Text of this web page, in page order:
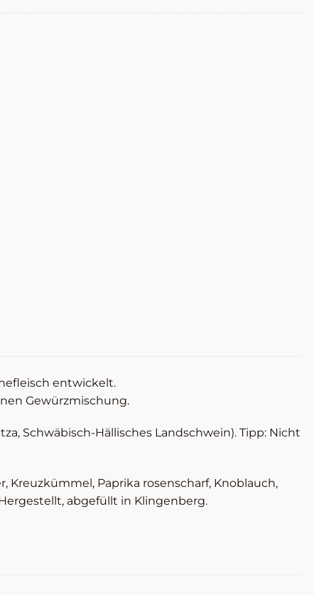
entwickelt.
Gewürzmischung.
Schwäbisch-Hällisches Landschwein). Tipp: Nicht
Kreuzkümmel, Paprika rosenscharf, Knoblauch,
abgefüllt in Klingenberg.